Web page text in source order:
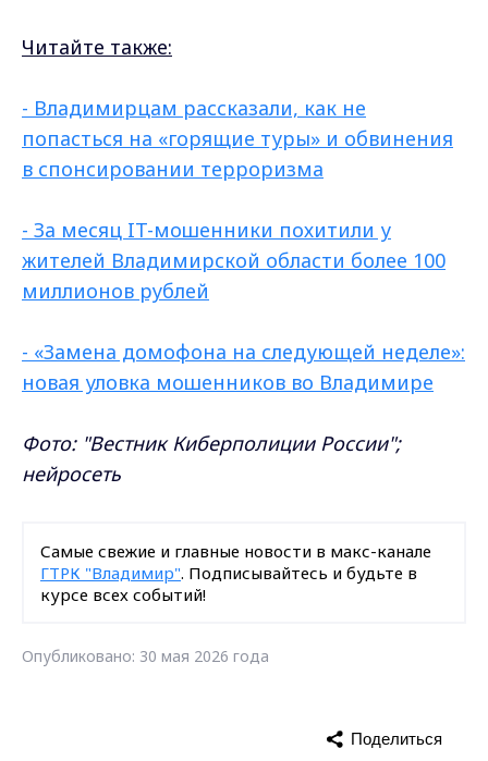
Читайте также:
- Владимирцам рассказали, как не
попасться на «горящие туры» и обвинения
в спонсировании терроризма
- За месяц IT-мошенники похитили у
жителей Владимирской области более 100
миллионов рублей
- «Замена домофона на следующей неделе»:
новая уловка мошенников во Владимире
Фото: "Вестник Киберполиции России";
нейросеть
Самые свежие и главные новости в макс-канале
ГТРК "Владимир". Подписывайтесь и будьте в
курсе всех событий!
Опубликовано: 30 мая 2026 года
Поделиться